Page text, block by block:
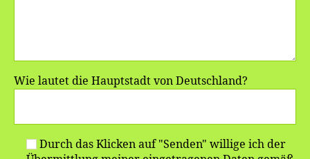
Wie lautet die Hauptstadt von Deutschland?
Durch das Klicken auf "Senden" willige ich der